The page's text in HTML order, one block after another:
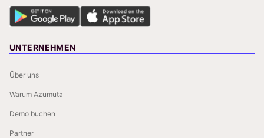
UNTERNEHMEN
Über uns
Warum Azumuta
Demo buchen
Partner